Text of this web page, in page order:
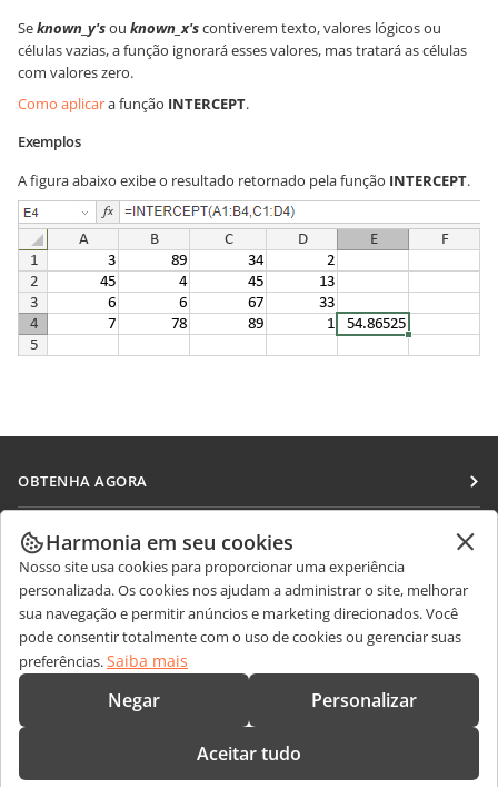
Seknown_y'sou known_x'scontiverem texto, valores lógicos ou
células vazias, a função ignorará esses valores, mas tratará as células
com valores zero.
Como aplicara função INTERCEPT.
Exemplos
A figura abaixo exibe o resultado retornado pela função INTERCEPT.
OBTENHA AGORA
Docs
DocSpace
Workspace
Conectores
Aplicativos para desktop
Aplicativos móveis
COLABORAR
Para colaboradores
Para tradutores
Para influenciadores
Vagas
RECEBA NOTÍCIAS
Blog
OBTER AJUDA
Fórum
Cursos de treinamento
CONTATE-NOS
Perguntas sobre vendas
sales@onlyoffice.com
Harmonia em seu cookies
Nosso site usa cookies para proporcionar uma experiência
personalizada. Os cookies nos ajudam a administrar o site, melhorar
sua navegação e permitir anúncios e marketing direcionados. Você
pode consentir totalmente com o uso de cookies ou gerenciar suas
preferências.Saiba mais
Negar Personalizar
Aceitar tudo